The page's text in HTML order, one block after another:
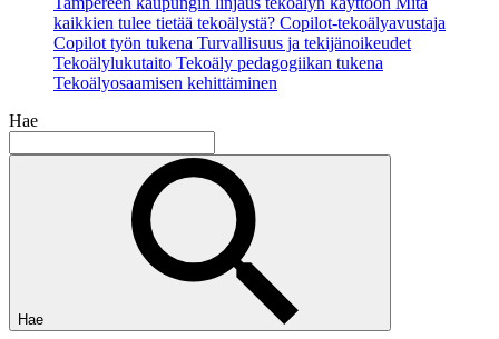
kaikkien tulee tietää tekoälystä? Copilot-tekoälyavustaja
Copilot työn tukena Turvallisuus ja tekijänoikeudet
Tekoälylukutaito Tekoäly pedagogiikan tukena
Tekoälyosaamisen kehittäminen
Hae
Hae